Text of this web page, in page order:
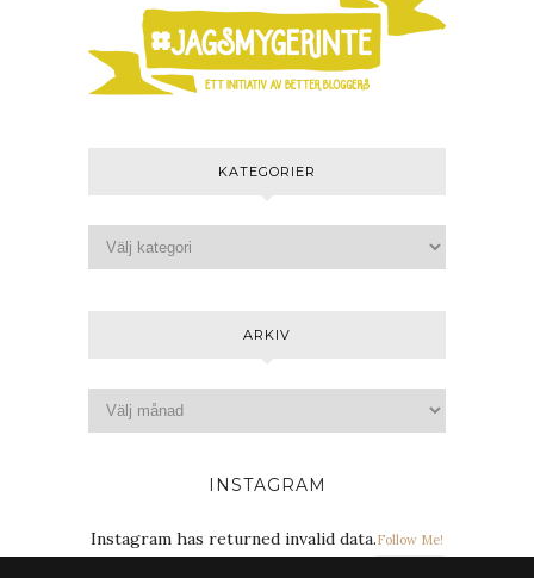
KATEGORIER
ARKIV
INSTAGRAM
Instagram has returned invalid data.Follow Me!